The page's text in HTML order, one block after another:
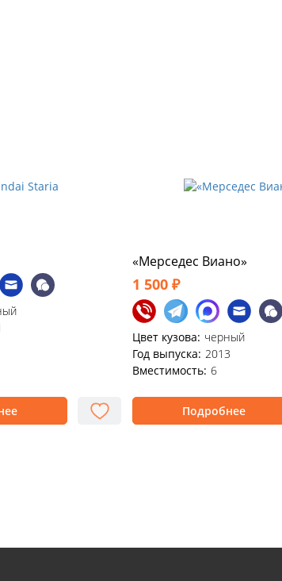
«Мерседес Виано»
1 500 ₽
Цвет кузова: черный
Год выпуска: 2013
Вместимость: 6
Подробнее